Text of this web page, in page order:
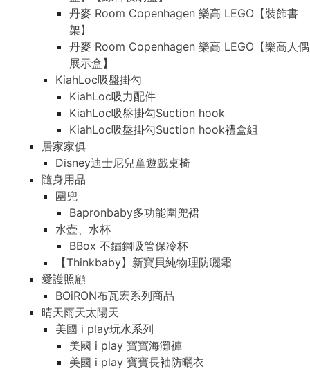
丹麥 Room Copenhagen 樂高 LEGO【裝飾書
架】
丹麥 Room Copenhagen 樂高 LEGO【樂高人偶
展示盒】
KiahLoc吸盤掛勾
KiahLoc吸力配件
KiahLoc吸盤掛勾Suction hook
KiahLoc吸盤掛勾Suction hook禮盒組
居家家俱
Disney迪士尼兒童遊戲桌椅
隨身用品
圍兜
Bapronbaby多功能圍兜裙
水壺、水杯
BBox 不鏽鋼吸管保冷杯
【Thinkbaby】新寶貝純物理防曬霜
愛護照顧
BOiRON布瓦宏系列商品
晴天雨天太陽天
美國 i play玩水系列
美國 i play 寶寶海灘褲
美國 i play 寶寶長袖防曬衣